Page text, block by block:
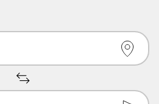
Von und Nach tauschen